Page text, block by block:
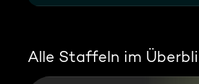
Alle Staffeln im